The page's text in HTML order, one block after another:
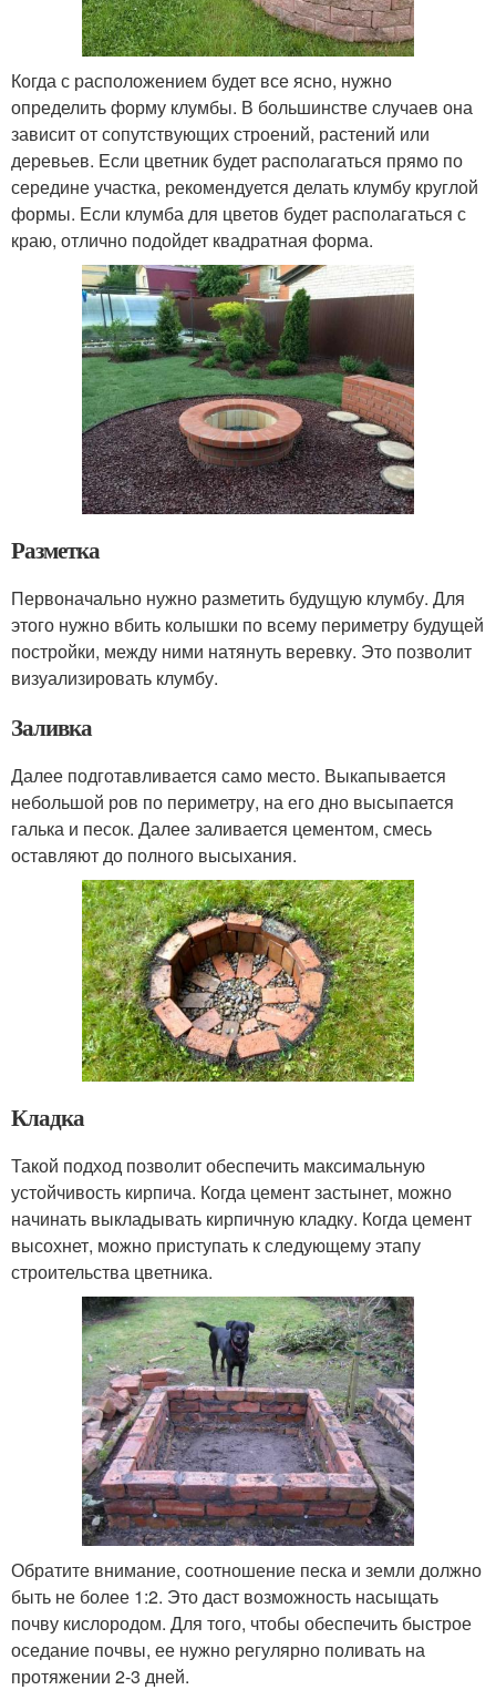
Когда с расположением будет все ясно, нужно
определить форму клумбы. В большинстве случаев она
зависит от сопутствующих строений, растений или
деревьев. Если цветник будет располагаться прямо по
середине участка, рекомендуется делать клумбу круглой
формы. Если клумба для цветов будет располагаться с
краю, отлично подойдет квадратная форма.
Разметка
Первоначально нужно разметить будущую клумбу. Для
этого нужно вбить колышки по всему периметру будущей
постройки, между ними натянуть веревку. Это позволит
визуализировать клумбу.
Заливка
Далее подготавливается само место. Выкапывается
небольшой ров по периметру, на его дно высыпается
галька и песок. Далее заливается цементом, смесь
оставляют до полного высыхания.
Кладка
Такой подход позволит обеспечить максимальную
устойчивость кирпича. Когда цемент застынет, можно
начинать выкладывать кирпичную кладку. Когда цемент
высохнет, можно приступать к следующему этапу
строительства цветника.
Обратите внимание, соотношение песка и земли должно
быть не более 1:2. Это даст возможность насыщать
почву кислородом. Для того, чтобы обеспечить быстрое
оседание почвы, ее нужно регулярно поливать на
протяжении 2-3 дней.